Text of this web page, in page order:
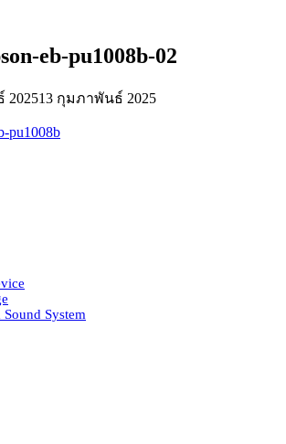
eb-pu1008b-02
202513 กุมภาพันธ์ 2025
System